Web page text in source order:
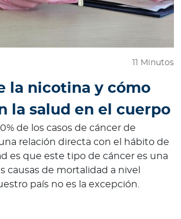
11 Minutos
la nicotina y cómo
la salud en el cuerpo
de los casos de cáncer de
relación directa con el hábito de
es que este tipo de cáncer es una
causas de mortalidad a nivel
país no es la excepción.